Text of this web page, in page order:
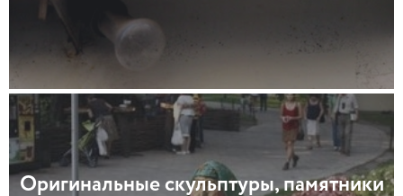
Оригинальные скульптуры, памятники